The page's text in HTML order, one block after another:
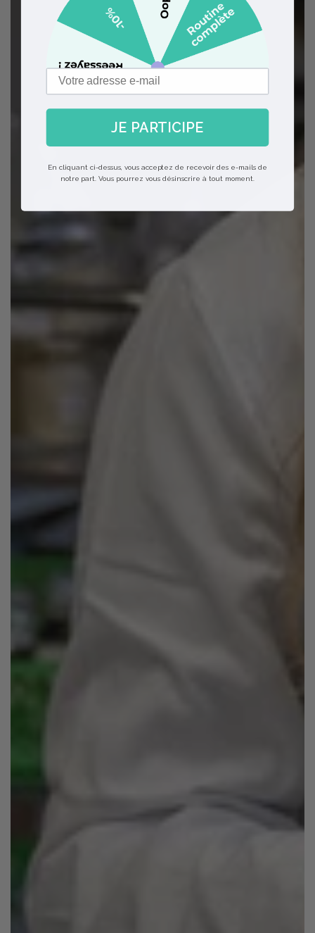
JE PARTICIPE
En cliquant ci-dessus, vous acceptez de recevoir des e-mails de
notre part. Vous pourrez vous désinscrire à tout moment.